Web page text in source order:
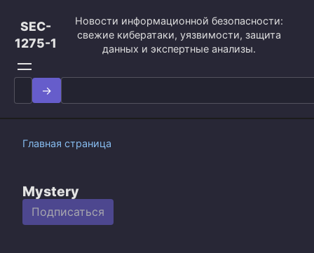
контенту
SEC-
1275-1
Новости информационной безопасности:
свежие кибератаки, уязвимости, защита
данных и экспертные анализы.
Search
for:
Главная страница
Mystery
Подписаться